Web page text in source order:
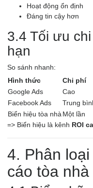
Hoạt động ổn định
Đáng tin cậy hơn
3.4 Tối ưu
hạn
So sánh nhanh:
Hình thức
Chi phí
Google Ads
Cao
Facebook Ads
Trung
Biển hiệu tòa nhà Một lần
=> Biển hiệu là kênh ROI
4. Phân
cáo tòa